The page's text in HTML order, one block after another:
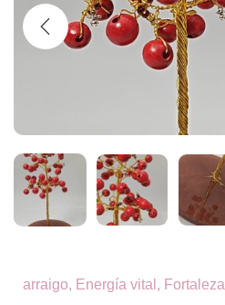
c
d
arraigo, Energía vital, Fortaleza